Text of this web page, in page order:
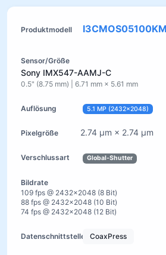
Sony IMX547-AAMJ-C
0.5" (8.75 mm) | 6.71 mm × 5.61 mm
5.1 MP (2432×2048)
2.74 µm × 2.74 µm
Global-Shutter
109 fps @ 2432×2048 (8 Bit)
88 fps @ 2432×2048 (10 Bit)
74 fps @ 2432×2048 (12 Bit)
CoaxPress